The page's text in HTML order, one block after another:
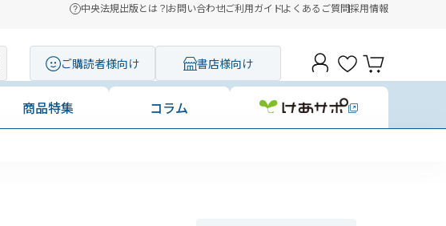
中央法規出版とは？お問い合わせご利用ガイドよくあるご質問採用情報
ご購読者様向け 書店様向け
商品特集 コラム